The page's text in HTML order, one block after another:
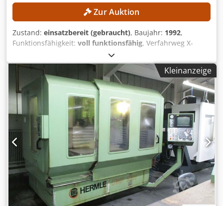
Zur Auktion
Zustand: einsatzbereit (gebraucht), Baujahr: 1992,
Funktionsfähigkeit: voll funktionsfähig, Verfahrweg X-
, Verfahrweg Y-Achse:
Z-Achse:420 mm, Spindeldrehzahl (max.):4.000 U/min,
Steuerungsmodell:
Heidenhain 407, Kein Mindestpreis -
garantierter Verkauf zum höchsten Gebot! TECHNISCHE
DETAILS Verfahrweg X-Achse: 600 mm Verfahrweg Y-Achse:
400 mm Verfahrweg Z-Achse: 420 mm Spindeldrehzahl
max.: 4.000 U/min Werkzeugaufnahme: SK 40 Abstand
Spindel zu Tisch: 127–567 mm Csdpfx Aajzpxfhs Esha
Spindeldurchmesser im vorderen Lager: 55 mm
MASCHINEN-DETAILS Steuerung: Heidenhain 407
AUSSTATTUNG Handrad Netzwerkanschluss
Kleinanzeige